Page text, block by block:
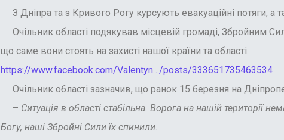
З Дніпра та з Кривого Рогу курсують евакуаційні потяги, а
Очільник області подякував місцевій громаді, Збройним
що саме вони стоять на захисті нашої країни та області.
https://www.facebook.com/Valentyn…/posts/333651735463534
Очільник області зазначив, що ранок 15 березня на
– Ситуація в області стабільна. Ворога на нашій території
Богу, наші Збройні Сили їх спинили.